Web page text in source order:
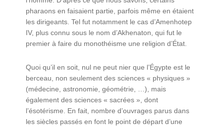
pharaons en faisaient partie, parfois même en étaient
les dirigeants. Tel fut notamment le cas d’Amenhotep
IV, plus connu sous le nom d’Akhenaton, qui fut le
premier à faire du monothéisme une religion d’État.
Quoi qu’il en soit, nul ne peut nier que l’Égypte est le
berceau, non seulement des sciences « physiques »
(médecine, astronomie, géométrie, …), mais
également des sciences « sacrées », dont
l’ésotérisme. En fait, nombre d’ouvrages parus dans
les siècles passés en font le point de départ d’une